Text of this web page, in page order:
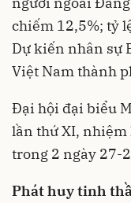
chiếm 12,5%; tỷ
Dự kiến nhân sự
Việt Nam thành
Đại hội đại biểu
lần thứ XI,
trong 2 ngày 27-
Phát huy tinh